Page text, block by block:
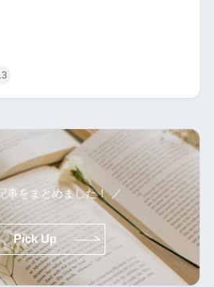
事をまとめました！ ／
Pick Up